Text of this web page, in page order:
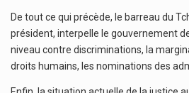
De tout ce qui précède, le barreau du
président, interpelle le gouvernement
niveau contre discriminations, la
droits humains, les nominations des